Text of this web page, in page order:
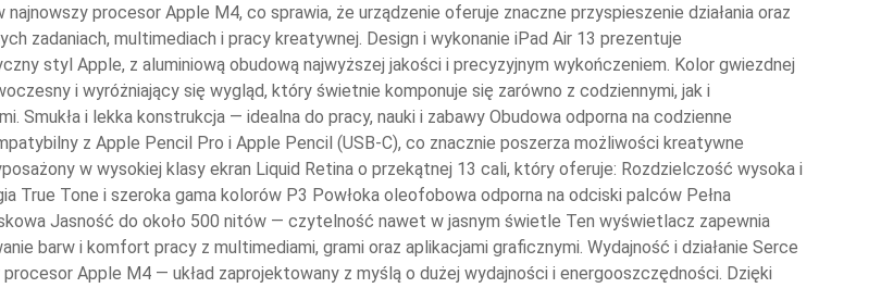
najnowszy procesor Apple M4, co sprawia, że urządzenie oferuje znaczne przyspieszenie działania oraz
zadaniach, multimediach i pracy kreatywnej. Design i wykonanie iPad Air 13 prezentuje
styl Apple, z aluminiową obudową najwyższej jakości i precyzyjnym wykończeniem. Kolor gwiezdnej
i wyróżniający się wygląd, który świetnie komponuje się zarówno z codziennymi, jak i
Smukła i lekka konstrukcja — idealna do pracy, nauki i zabawy Obudowa odporna na codzienne
z Apple Pencil Pro i Apple Pencil (USB-C), co znacznie poszerza możliwości kreatywne
w wysokiej klasy ekran Liquid Retina o przekątnej 13 cali, który oferuje: Rozdzielczość wysoka i
True Tone i szeroka gama kolorów P3 Powłoka oleofobowa odporna na odciski palców Pełna
Jasność do około 500 nitów — czytelność nawet w jasnym świetle Ten wyświetlacz zapewnia
barw i komfort pracy z multimediami, grami oraz aplikacjami graficznymi. Wydajność i działanie Serce
Apple M4 — układ zaprojektowany z myślą o dużej wydajności i energooszczędności. Dzięki